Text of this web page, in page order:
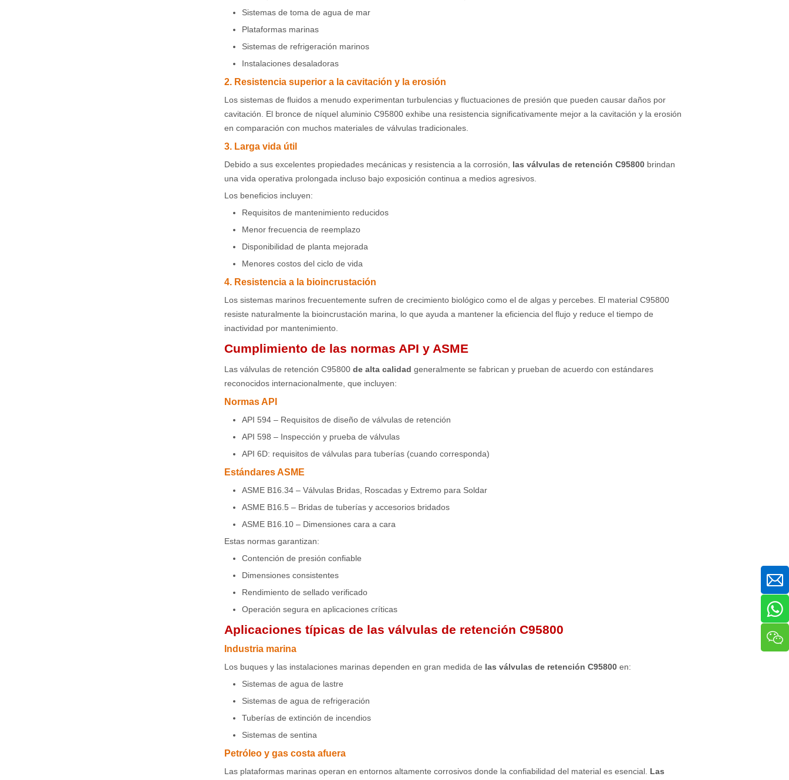
Sistemas de toma de agua de mar
Plataformas marinas
Sistemas de refrigeración marinos
Instalaciones desaladoras
2. Resistencia superior a la cavitación y la erosión
Los sistemas de fluidos a menudo experimentan turbulencias y fluctuaciones de presión que pueden causar daños por
cavitación. El bronce de níquel aluminio C95800 exhibe una resistencia significativamente mejor a la cavitación y la erosión
en comparación con muchos materiales de válvulas tradicionales.
3. Larga vida útil
Debido a sus excelentes propiedades mecánicas y resistencia a la corrosión, las válvulas de retención C95800 brindan
una vida operativa prolongada incluso bajo exposición continua a medios agresivos.
Los beneficios incluyen:
Requisitos de mantenimiento reducidos
Menor frecuencia de reemplazo
Disponibilidad de planta mejorada
Menores costos del ciclo de vida
4. Resistencia a la bioincrustación
Los sistemas marinos frecuentemente sufren de crecimiento biológico como el de algas y percebes. El material C95800
resiste naturalmente la bioincrustación marina, lo que ayuda a mantener la eficiencia del flujo y reduce el tiempo de
inactividad por mantenimiento.
Cumplimiento de las normas API y ASME
Las válvulas de retención C95800 de alta calidad generalmente se fabrican y prueban de acuerdo con estándares
reconocidos internacionalmente, que incluyen:
Normas API
API 594 – Requisitos de diseño de válvulas de retención
API 598 – Inspección y prueba de válvulas
API 6D: requisitos de válvulas para tuberías (cuando corresponda)
Estándares ASME
ASME B16.34 – Válvulas Bridas, Roscadas y Extremo para Soldar
ASME B16.5 – Bridas de tuberías y accesorios bridados
ASME B16.10 – Dimensiones cara a cara
Estas normas garantizan:
Contención de presión confiable
Dimensiones consistentes
Rendimiento de sellado verificado
Operación segura en aplicaciones críticas
Aplicaciones típicas de las válvulas de retención C95800
Industria marina
Los buques y las instalaciones marinas dependen en gran medida de las válvulas de retención C95800 en:
Sistemas de agua de lastre
Sistemas de agua de refrigeración
Tuberías de extinción de incendios
Sistemas de sentina
Petróleo y gas costa afuera
Las plataformas marinas operan en entornos altamente corrosivos donde la confiabilidad del material es esencial. Las